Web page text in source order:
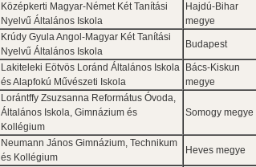
Középkerti Magyar-Német Két Tanítási
Nyelvű Általános Iskola
Hajdú-Bihar
megye
Krúdy Gyula Angol-Magyar Két Tanítási
Nyelvű Általános Iskola
Budapest
Lakiteleki Eötvös Loránd Általános Iskola
és Alapfokú Művészeti Iskola
Bács-Kiskun
megye
Lorántffy Zsuzsanna Református Óvoda,
Általános Iskola, Gimnázium és
Kollégium
Somogy megye
Neumann János Gimnázium, Technikum
és Kollégium
Heves megye